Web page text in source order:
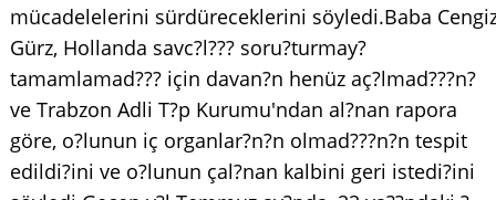
mücadelelerini sürdüreceklerini söyledi.Baba
Gürz, Hollanda savc?l??? soru?turmay?
tamamlamad??? için davan?n henüz aç?lmad???n?
ve Trabzon Adli T?p Kurumu'ndan al?nan rapora
göre, o?lunun iç organlar?n?n olmad???n?n tespit
edildi?ini ve o?lunun çal?nan kalbini geri istedi?ini